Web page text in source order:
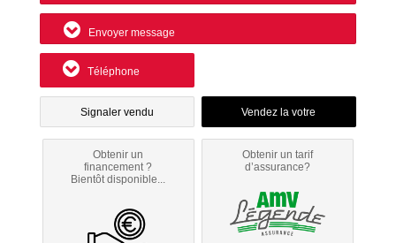
Envoyer message
Téléphone
Signaler vendu
Obtenir un
financement ?
Bientôt disponible...
Obtenir un tarif
d’assurance?